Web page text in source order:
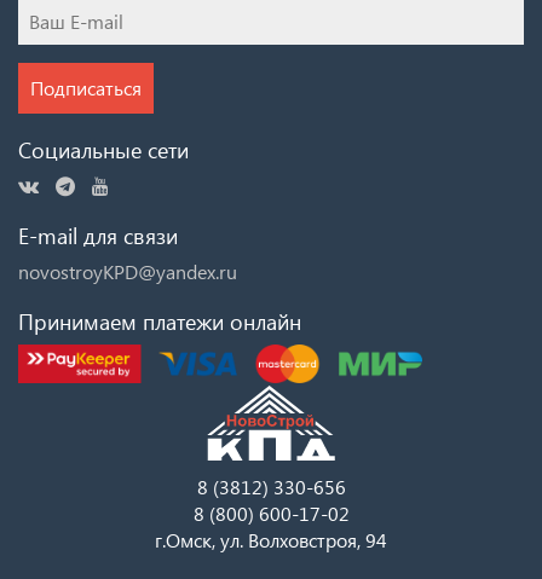
Подписаться
Социальные сети
E-mail для связи
novostroyKPD@yandex.ru
Принимаем платежи онлайн
8 (3812) 330-656
8 (800) 600-17-02
г.Омск, ул. Волховстроя, 94